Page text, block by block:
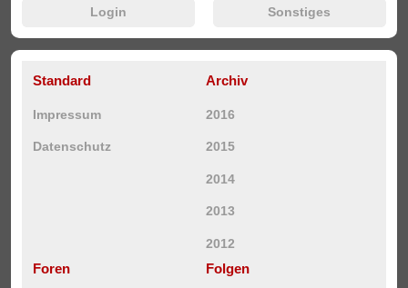
Login Sonstiges
Standard
Impressum
Datenschutz
Archiv
2016
2015
2014
2013
2012
Foren Folgen